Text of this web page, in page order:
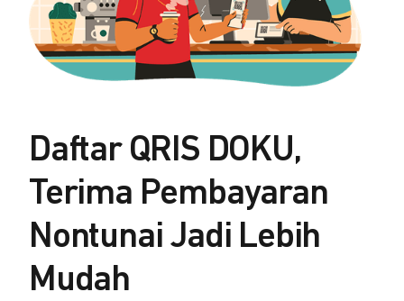
Daftar QRIS DOKU,
Terima Pembayaran
Nontunai Jadi Lebih
Mudah